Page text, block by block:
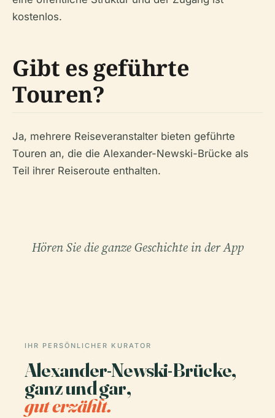
kostenlos.
Gibt es geführte
Touren?
Ja, mehrere Reiseveranstalter bieten geführte
Touren an, die die Alexander-Newski-Brücke als
Teil ihrer Reiseroute enthalten.
Hören Sie die ganze Geschichte in der App
IHR PERSÖNLICHER KURATOR
Alexander-Newski-Brücke,
ganz und gar,
gut erzählt.